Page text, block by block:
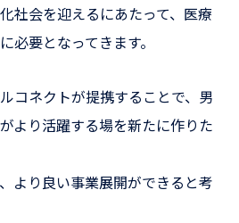
社会を迎えるにあたって、医療
必要となってきます。
コネクトが提携することで、男
より活躍する場を新たに作りた
より良い事業展開ができると考